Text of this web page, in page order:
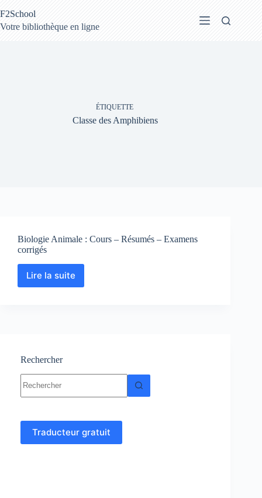
au
contenu
F2School
Votre bibliothèque en ligne
ÉTIQUETTE
Classe des Amphibiens
Biologie Animale : Cours – Résumés – Examens
corrigés
Lire la suite
Biologie
Examens
Rechercher
résultat
Traducteur gratuit